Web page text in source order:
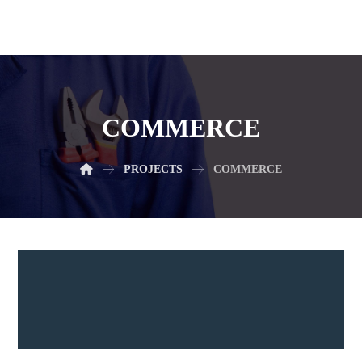
COMMERCE
PROJECTS COMMERCE